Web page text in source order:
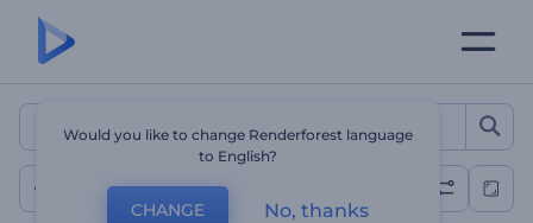
Онлайн-Конструктор
Визуализации музыки
Would you like to change Renderforest language
to English?
CHANGE No, thanks